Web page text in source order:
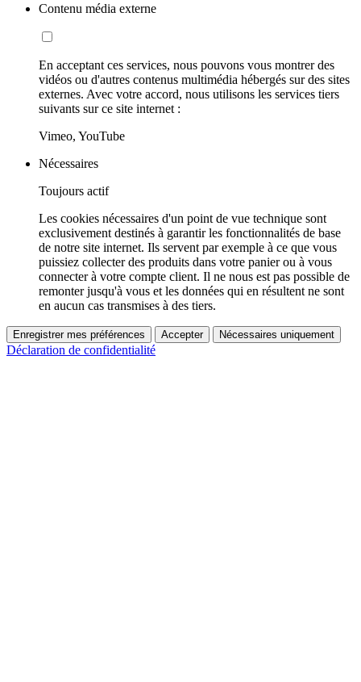
Contenu média externe
En acceptant ces services, nous pouvons vous montrer des
vidéos ou d'autres contenus multimédia hébergés sur des sites
externes. Avec votre accord, nous utilisons les services tiers
suivants sur ce site internet :
Vimeo, YouTube
Nécessaires
Toujours actif
Les cookies nécessaires d'un point de vue technique sont
exclusivement destinés à garantir les fonctionnalités de base
de notre site internet. Ils servent par exemple à ce que vous
puissiez collecter des produits dans votre panier ou à vous
connecter à votre compte client. Il ne nous est pas possible de
remonter jusqu'à vous et les données qui en résultent ne sont
en aucun cas transmises à des tiers.
Enregistrer mes préférences Accepter Nécessaires uniquement
Déclaration de confidentialité